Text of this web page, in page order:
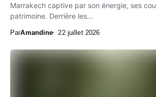
Marrakech captive par son énergie, ses
patrimoine. Derrière les...
ParAmandine 22 juillet 2026